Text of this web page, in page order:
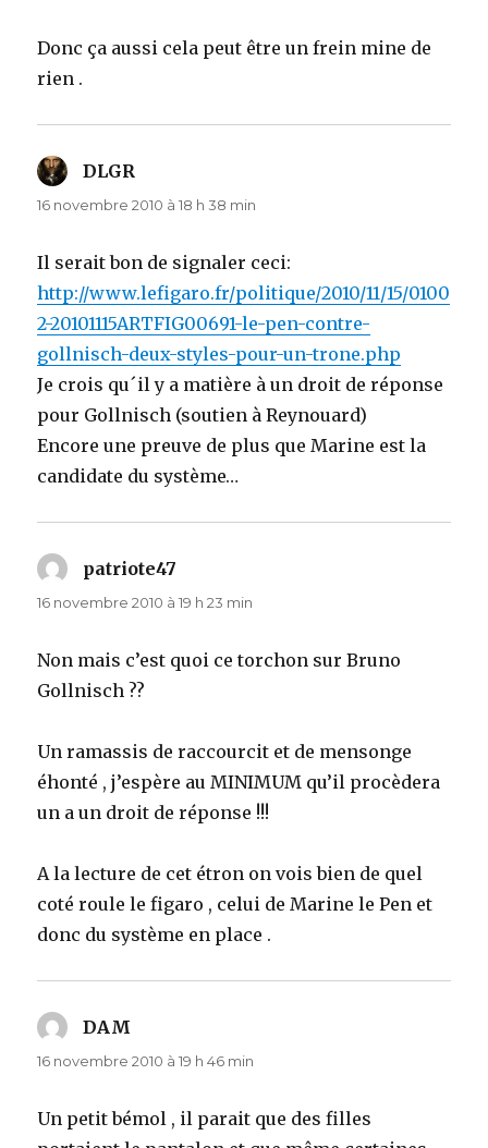
Donc ça aussi cela peut être un frein mine de
rien .
DLGR
16 novembre 2010 à 18 h 38 min
Il serait bon de signaler ceci:
http://www.lefigaro.fr/politique/2010/11/15/0100
2-20101115ARTFIG00691-le-pen-contre-
gollnisch-deux-styles-pour-un-trone.php
Je crois qu´il y a matière à un droit de réponse
pour Gollnisch (soutien à Reynouard)
Encore une preuve de plus que Marine est la
candidate du système…
patriote47
16 novembre 2010 à 19 h 23 min
Non mais c’est quoi ce torchon sur Bruno
Gollnisch ??
Un ramassis de raccourcit et de mensonge
éhonté , j’espère au MINIMUM qu’il procèdera
un a un droit de réponse !!!
A la lecture de cet étron on vois bien de quel
coté roule le figaro , celui de Marine le Pen et
donc du système en place .
DAM
16 novembre 2010 à 19 h 46 min
Un petit bémol , il parait que des filles